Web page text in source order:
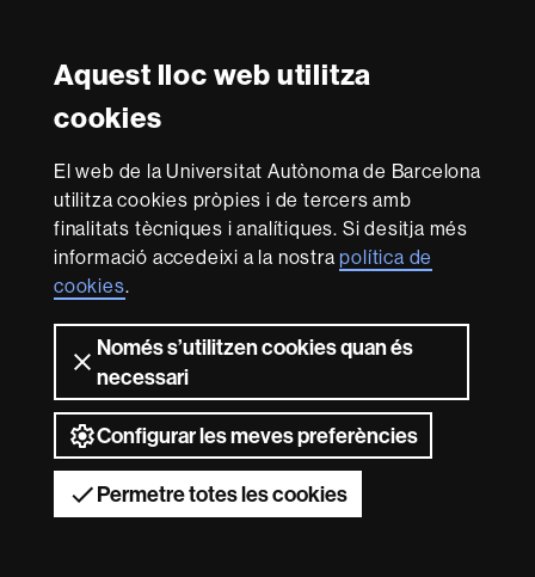
Aquest lloc web utilitza
cookies
El web de la Universitat Autònoma de Barcelona
utilitza cookies pròpies i de tercers amb
finalitats tècniques i analítiques. Si desitja més
informació accedeixi a la nostrapolítica de
cookies.
Només s’utilitzen cookies quan és
necessari
Configurar les meves preferències
Permetre totes les cookies
-
Euraxess
Amb el finançament de
Sobre
aquest
web
Avís legal Protecció de dades Sobre el
web Accessibilitat web Mapa del web UAB
docència de qualitat i excel·lència, diversificada,
multidisciplinària i flexible, ajustada a les necessitats de
la societat i adaptada als nous models de l'Europa del
coneixement. La UAB és reconeguda internacionalment
per la qualitat i el caràcter innovador de la seva recerca.
2026 Universitat Autònoma de Barcelona